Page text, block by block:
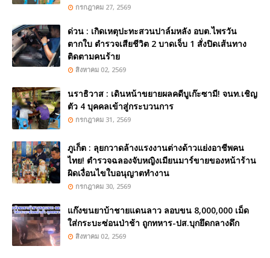
กรกฎาคม 27, 2569
ด่วน : เกิดเหตุปะทะสวนปาล์มหลัง อบต.ไพรวัน
ตากใบ ตำรวจเสียชีวิต 2 บาดเจ็บ 1 สั่งปิดเส้นทาง
ติดตามคนร้าย
สิงหาคม 02, 2569
นราธิวาส : เดินหน้าขยายผลคดีบูเก๊ะซามี! จนท.เชิญ
ตัว 4 บุคคลเข้าสู่กระบวนการ
กรกฎาคม 31, 2569
ภูเก็ต : ลุยกวาดล้างแรงงานต่างด้าวแย่งอาชีพคน
ไทย! ตำรวจฉลองจับหญิงเมียนมาร์ขายของหน้าร้าน
ผิดเงื่อนไขใบอนุญาตทำงาน
กรกฎาคม 30, 2569
แก๊งขนยาบ้าชายแดนลาว ลอบขน 8,000,000 เม็ด
ใส่กระบะซ่อนป่าช้า ถูกทหาร-ปส.บุกยึดกลางดึก
สิงหาคม 02, 2569